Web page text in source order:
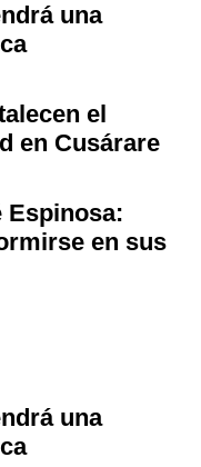
una
el
en Cusárare
Espinosa:
en sus
una